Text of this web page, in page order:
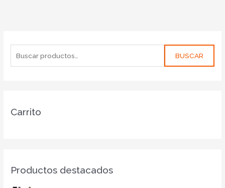
BUSCAR
Carrito
Productos destacados